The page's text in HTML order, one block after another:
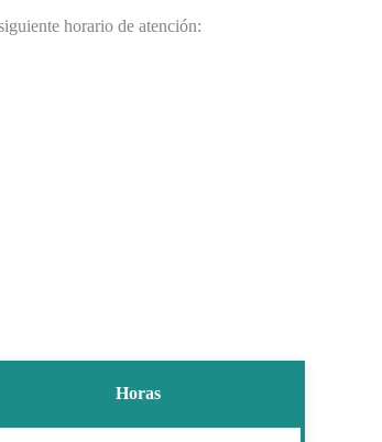
horario de atención:
Horas